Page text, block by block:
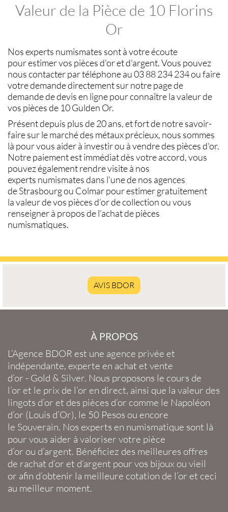
Valeur de la Pièce de 10 Florins
Or
Nos experts numismates sont à votre écoute
pourestimer vos pièces d'or et d'argent. Vous pouvez
nous contacter par téléphone au 03 88 234 234 ou faire
votre demande directement sur notre page de
demande de devis en ligne pour connaître lavaleur de
vos pièces de 10 Gulden Or.
Présent depuis plus de 20 ans, et fort de notre savoir-
faire sur lemarché des métaux précieux, nous sommes
là pour vous aider à investir ou àvendre des pièces d'or.
Notre paiement est immédiat dès votre accord, vous
pouvez également rendre visite à nos
experts numismatesdans l'une de nos agences
deStrasbourgou Colmarpour estimer gratuitement
lavaleur de vos pièces d’or de collectionou vous
renseigner à propos de l’achat de pièces
numismatiques.
AVIS BDOR
À PROPOS
L’Agence BDOR est une agence privée et
indépendante, experte en achat et vente
d’or - Gold & Silver. Nous proposons le cours de
l’or et le prix de l’or en direct, ainsi que la valeur des
lingots d’or et des pièces d’or comme le Napoléon
d’or (Louis d’Or), le 50 Pesos ou encore
le Souverain. Nos experts en numismatique sont là
pour vous aider à valoriser votre pièce
d’or ou d’argent. Bénéficiez des meilleures offres
de rachat d’or et d’argent pour vos bijoux ou vieil
or afin d’obtenir la meilleure cotation de l’or et ceci
au meilleur moment.